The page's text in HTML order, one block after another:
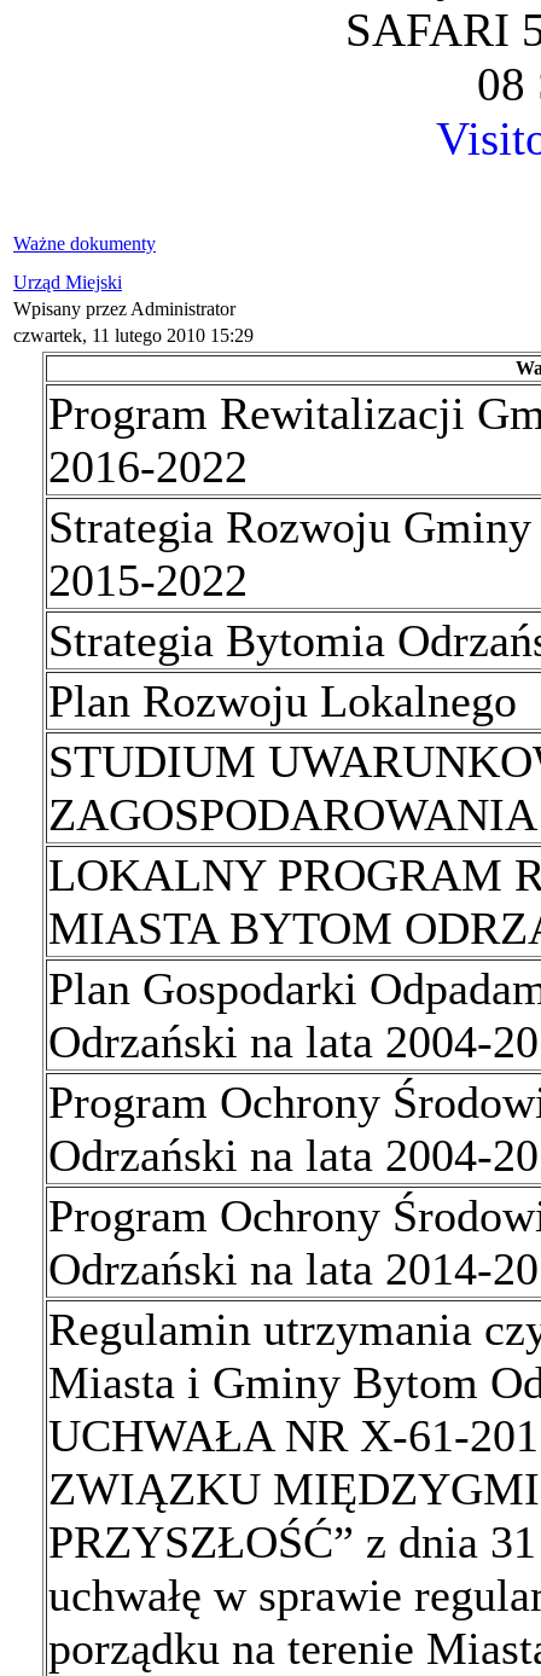
SAFARI
08
Ważne dokumenty
Urząd Miejski
Wpisany przez Administrator
czwartek, 11 lutego 2010 15:29
Program Rewitalizacji
2016-2022
Strategia Rozwoju
2015-2022
Strategia Bytomia
Plan Rozwoju Lokalnego
STUDIUM
LOKALNY PROGRAM
MIASTA BYTOM
Plan Gospodarki
Odrzański na lata 2004-
Program Ochrony
Odrzański na lata 2004-
Program Ochrony
Odrzański na lata 2014-
Regulamin utrzymania
Miasta i Gminy Bytom
UCHWAŁA NR X-61-
ZWIĄZKU
PRZYSZŁOŚĆ” z dnia
uchwałę w sprawie
porządku na terenie